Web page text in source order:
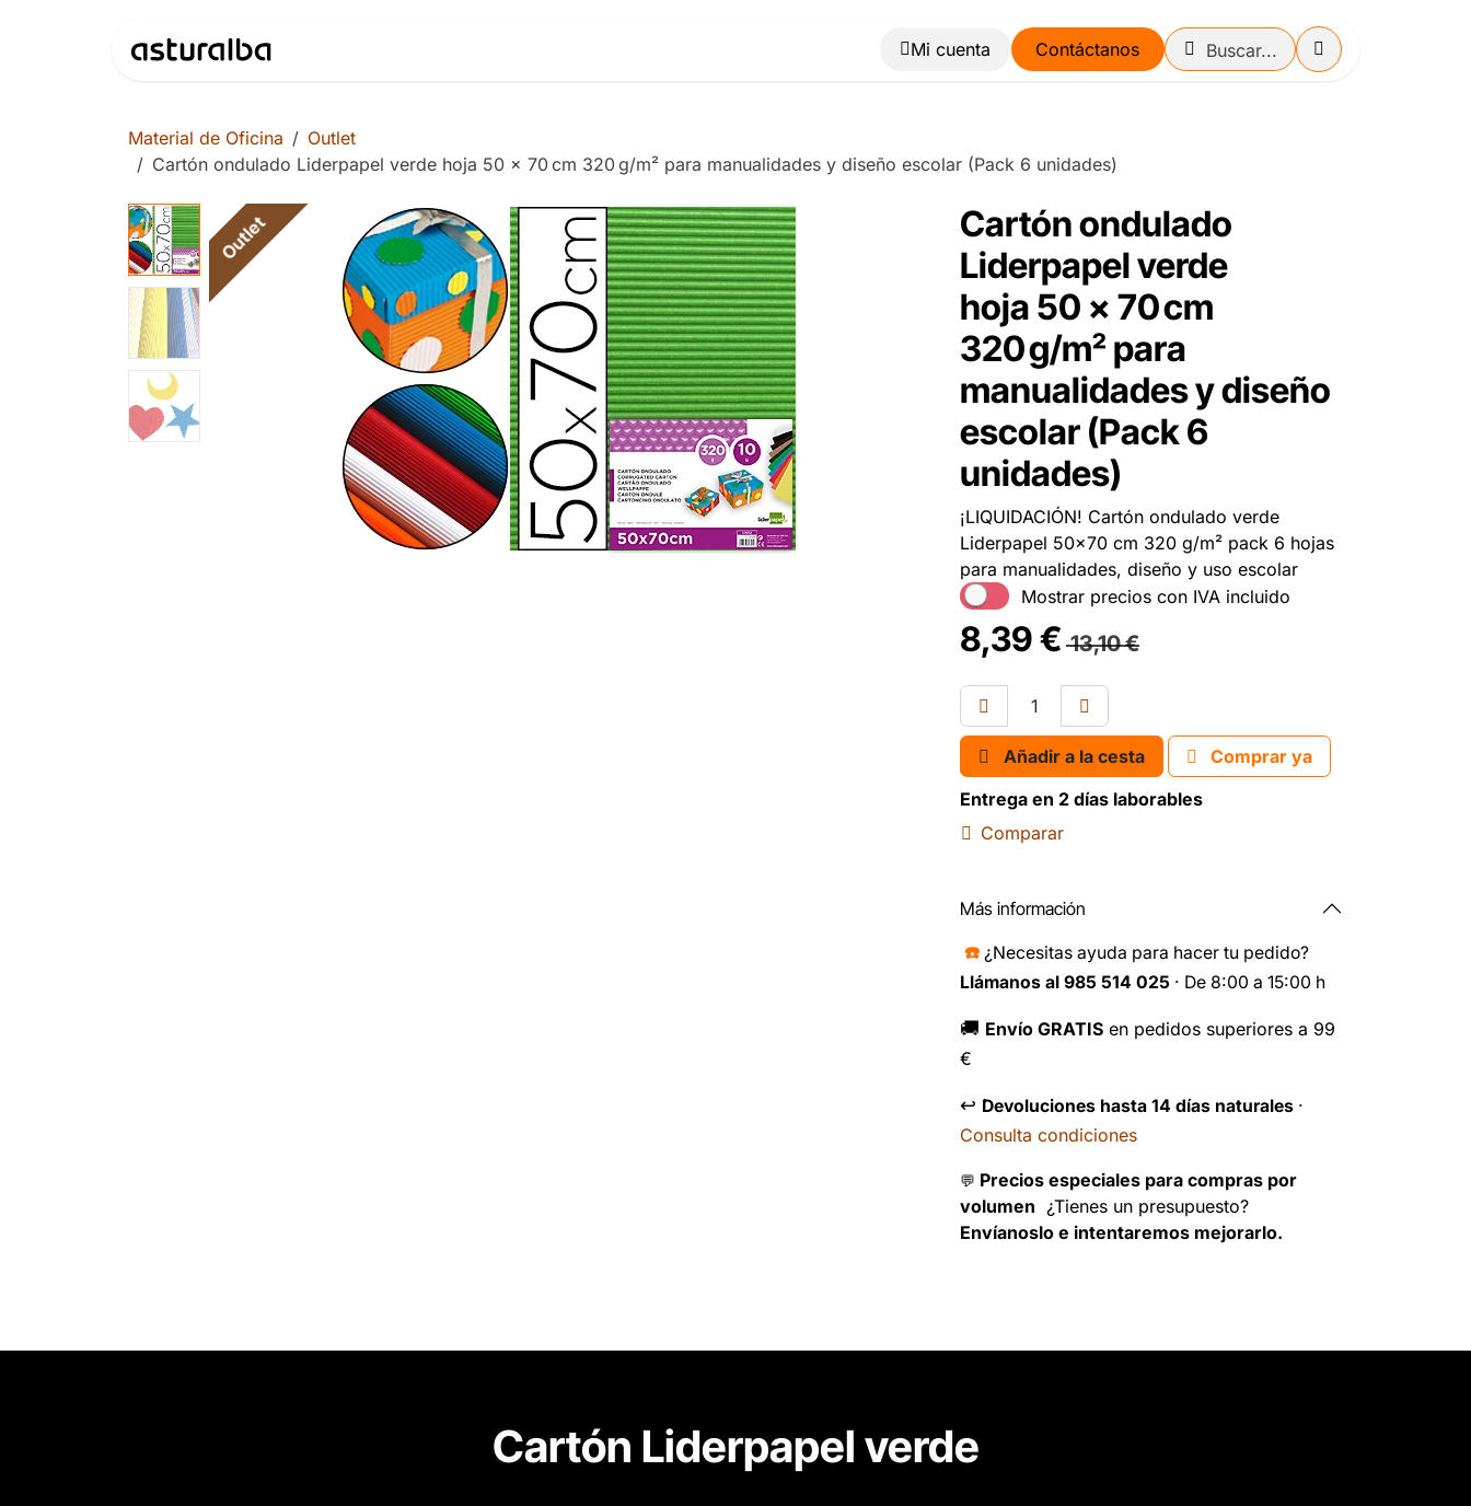
Blog Contáctanos
Material de Oficina
Outlet
Cartón ondulado Liderpapel verde hoja 50 x 70 cm 320 g/m² para manualidades y diseño escolar (Pack 6 unidades)
Outlet
Cartón ondulado
Liderpapel verde
hoja 50 x 70 cm
320 g/m² para
manualidades y diseño
escolar (Pack 6
unidades)
¡LIQUIDACIÓN! Cartón ondulado verde
Liderpapel 50x70 cm 320 g/m² pack 6 hojas
para manualidades, diseño y uso escolar
Mostrar precios con IVA incluido
8,39€ 13,10€
Añadir a la cesta
Comprar ya
Entrega en 2 días laborables
Comparar
Más información
☎️ ¿Necesitas ayuda para hacer tu pedido?
Llámanos al 985 514 025 · De 8:00 a 15:00 h
🚚 Envío GRATIS en pedidos superiores a 99
€
↩️ Devoluciones hasta 14 días naturales ·
Consulta condiciones
💬 Precios especiales para compras por
volumen ¿Tienes un presupuesto?
Envíanoslo e intentaremos mejorarlo.
Cartón Liderpapel verde